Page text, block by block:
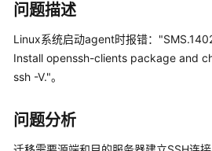
品
介
绍
快
问题描述
Linux系统启动agent时报错：
Install openssh-clients package and
ssh -V."。
问题分析